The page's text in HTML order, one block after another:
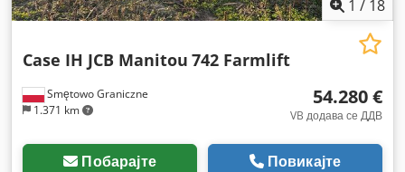
1 / 18
Smętowo Graniczne
1.371 km
Case IH JCB Manitou 742 Farmlift
54.280 €
VB додава се ДДВ
Побарајте Повикајте